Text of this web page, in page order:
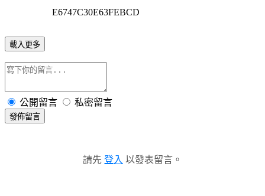
E6747C30E63FEBCD
載入更多
公開留言 私密留言
發佈留言
請先 登入 以發表留言。